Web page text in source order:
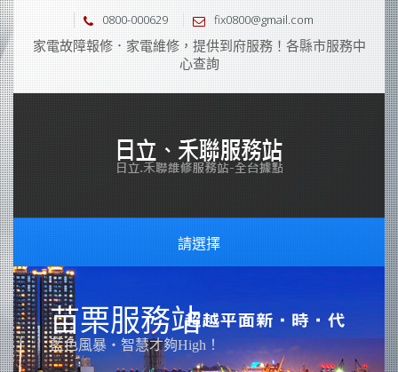
0800-000629 fix0800@gmail.com
家電故障報修．家電維修，提供到府服務！各縣市服務中
心查詢
請選擇
苗栗服務站
藍色風暴‧智慧才夠High！